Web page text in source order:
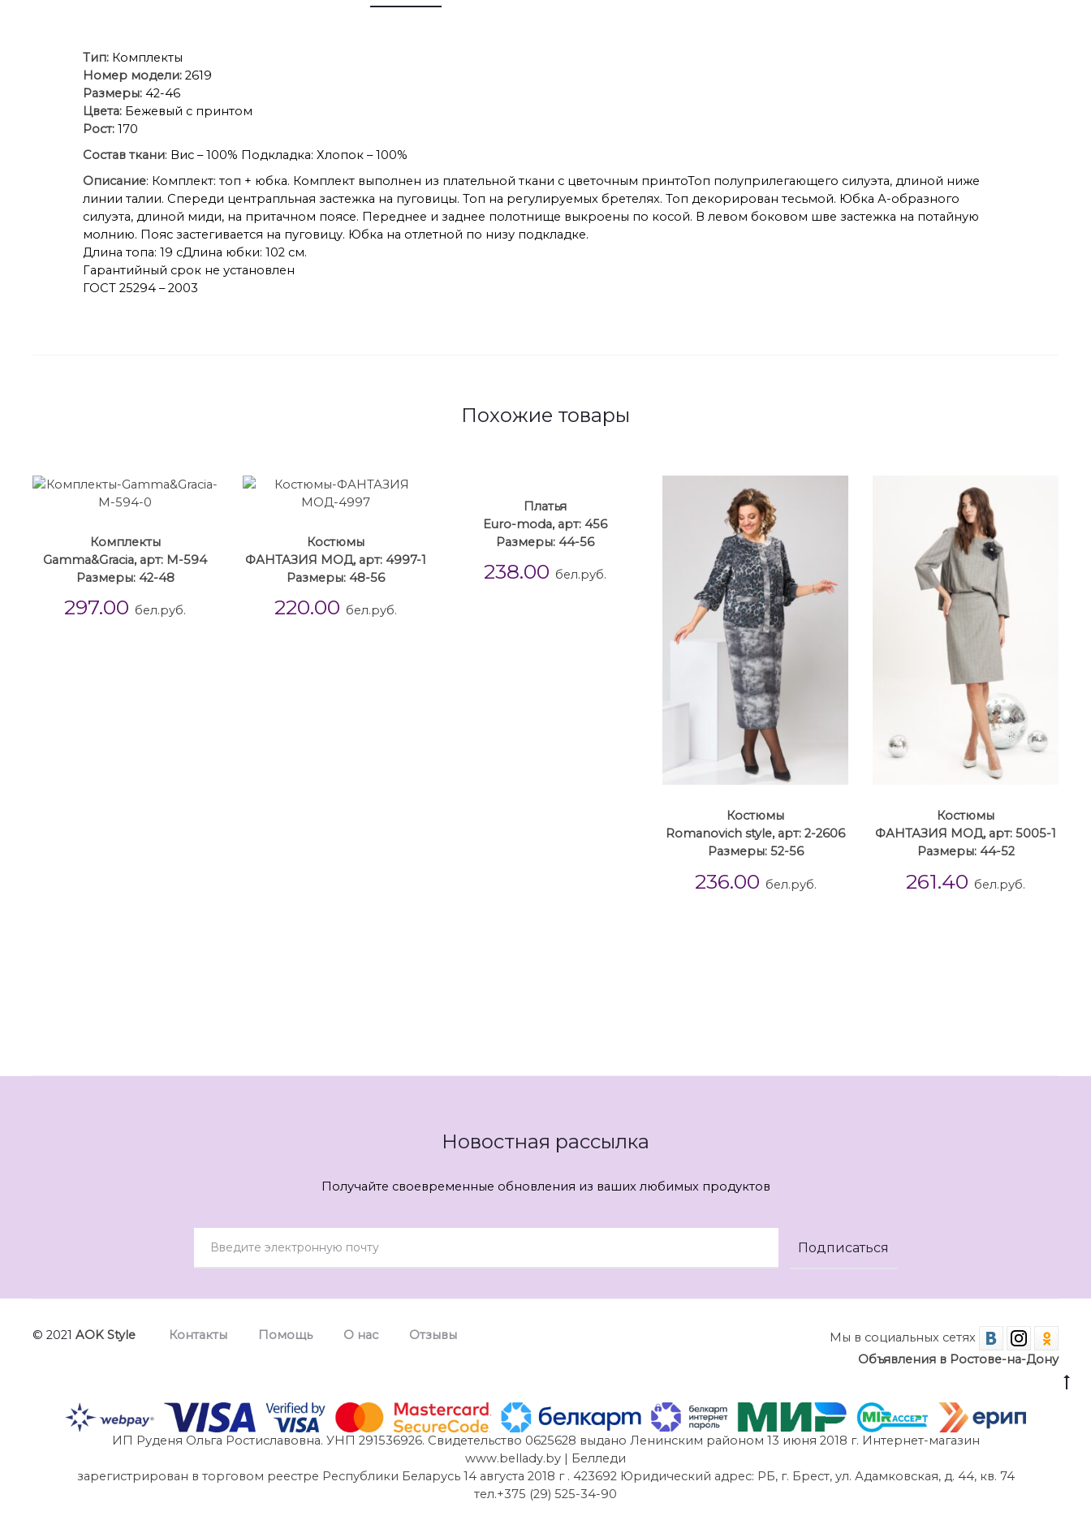
Тип: Комплекты
Номер модели: 2619
Размеры: 42-46
Цвета: Бежевый с принтом
Рост: 170
Состав ткани: Вис – 100% Подкладка: Хлопок – 100%
Описание: Комплект: топ + юбка. Комплект выполнен из плательной ткани с цветочным принтоТоп полуприлегающего силуэта, длиной ниже
линии талии. Спереди центрапльная застежка на пуговицы. Топ на регулируемых бретелях. Топ декорирован тесьмой. Юбка А-образного
силуэта, длиной миди, на притачном поясе. Переднее и заднее полотнище выкроены по косой. В левом боковом шве застежка на потайную
молнию. Пояс застегивается на пуговицу. Юбка на отлетной по низу подкладке.
Длина топа: 19 сДлина юбки: 102 см.
Гарантийный срок не установлен
ГОСТ 25294 – 2003
Похожие товары
Комплекты
Gamma&Gracia, арт: М-594
Размеры: 42-48
297.00 бел.руб.
Костюмы
ФАНТАЗИЯ МОД, арт: 4997-1
Размеры: 48-56
220.00 бел.руб.
Платья
Euro-moda, арт: 456
Размеры: 44-56
238.00 бел.руб.
Костюмы
Romanovich style, арт: 2-2606
Размеры: 52-56
236.00 бел.руб.
Костюмы
ФАНТАЗИЯ МОД, арт: 5005-1
Размеры: 44-52
261.40 бел.руб.
Новостная рассылка
Получайте своевременные обновления из ваших любимых продуктов
© 2021 AOK Style Контакты Помощь О нас Отзывы
Мы в социальных сетях
Объявления в Ростове-на-Дону
ИП Руденя Ольга Ростиславовна. УНП 291536926. Свидетельство 0625628 выдано Ленинским районом 13 июня 2018 г. Интернет-магазин
www.bellady.by | Белледи
зарегистрирован в торговом реестре Республики Беларусь 14 августа 2018 г . 423692 Юридический адрес: РБ, г. Брест, ул. Адамковская, д. 44, кв. 74
тел.+375 (29) 525-34-90